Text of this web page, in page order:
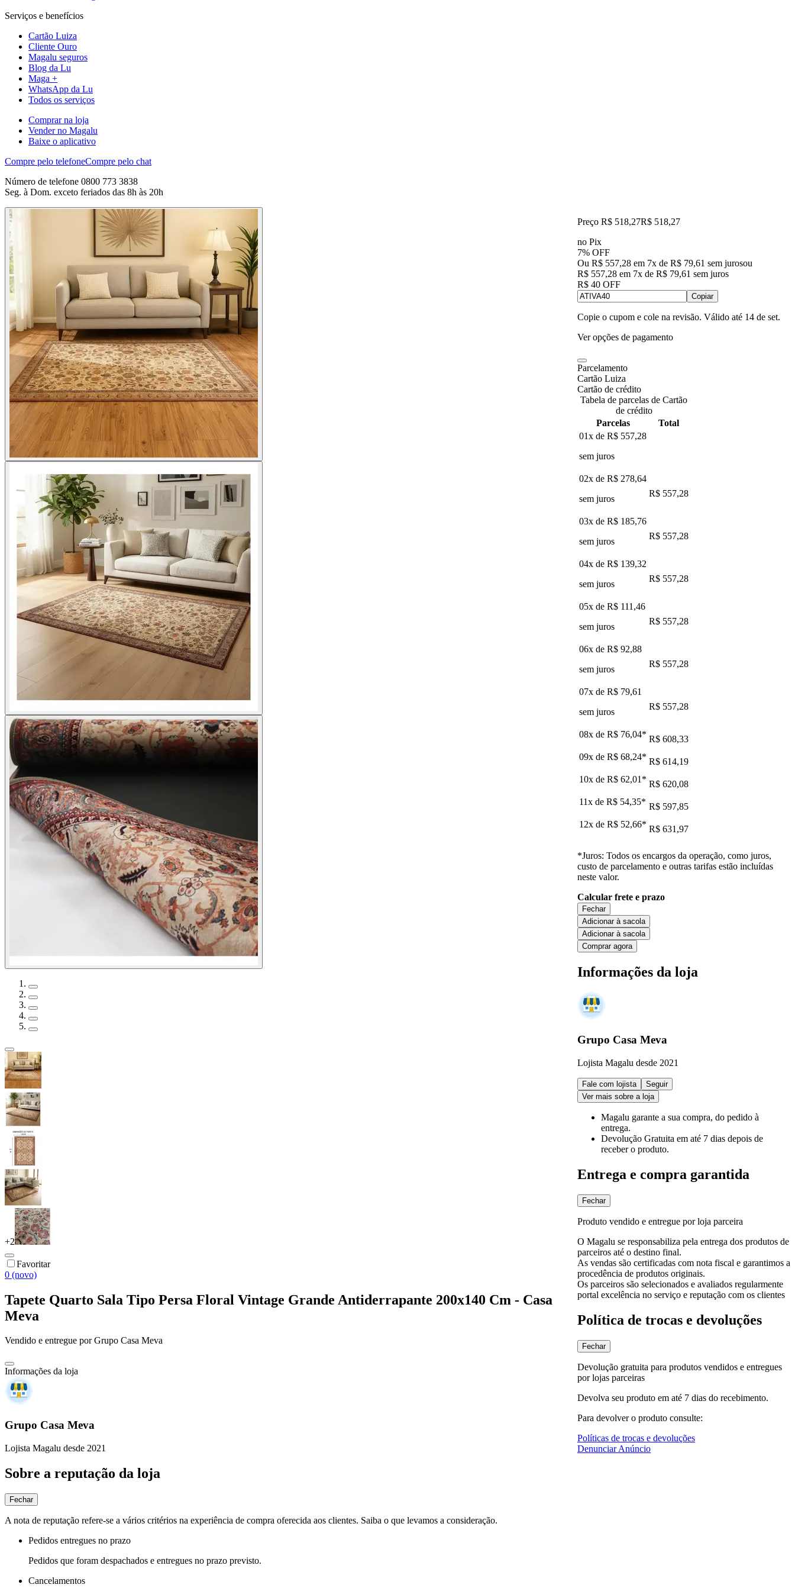
Serviços e benefícios
Cartão Luiza
Cliente Ouro
Magalu seguros
Blog da Lu
Maga +
WhatsApp da Lu
Todos os serviços
Comprar na loja
Vender no Magalu
Baixe o aplicativo
Compre pelo telefoneCompre pelo chat
Número de telefone 0800 773 3838
Seg. à Dom. exceto feriados das 8h às 20h
+2
Favoritar
0 (novo)
Tapete Quarto Sala Tipo Persa Floral Vintage Grande Antiderrapante 200x140 Cm - Casa
Meva
Vendido e entregue por Grupo Casa Meva
Informações da loja
Grupo Casa Meva
Lojista Magalu desde 2021
Sobre a reputação da loja
Fechar
A nota de reputação refere-se a vários critérios na experiência de compra oferecida aos clientes. Saiba o que levamos a consideração.
Pedidos entregues no prazo
Pedidos que foram despachados e entregues no prazo previsto.
Cancelamentos
Preço R$ 518,27R$ 518,27
no Pix
7% OFF
Ou R$ 557,28 em 7x de R$ 79,61 sem jurosou
R$ 557,28 em 7x de R$ 79,61 sem juros
R$ 40 OFF
Copiar
Copie o cupom e cole na revisão. Válido até 14 de set.
Ver opções de pagamento
Parcelamento
Cartão Luiza
Cartão de crédito
Tabela de parcelas de Cartão
de crédito
Parcelas
Total
01x de R$ 557,28
sem juros
02x de R$ 278,64
sem juros
R$ 557,28
03x de R$ 185,76
sem juros
R$ 557,28
04x de R$ 139,32
sem juros
R$ 557,28
05x de R$ 111,46
sem juros
R$ 557,28
06x de R$ 92,88
sem juros
R$ 557,28
07x de R$ 79,61
sem juros
R$ 557,28
08x de R$ 76,04* R$ 608,33
09x de R$ 68,24* R$ 614,19
10x de R$ 62,01 * R$ 620,08
11x de R$ 54,35* R$ 597,85
12x de R$ 52,66* R$ 631,97
*Juros: Todos os encargos da operação, como juros,
custo de parcelamento e outras tarifas estão incluídas
neste valor.
Calcular frete e prazo
Fechar
Adicionar à sacola
Adicionar à sacola
Comprar agora
Informações da loja
Grupo Casa Meva
Lojista Magalu desde 2021
Fale com lojista
Seguir
Ver mais sobre a loja
Magalu garante a sua compra, do pedido à
entrega.
Devolução Gratuita em até 7 dias depois de
receber o produto.
Entrega e compra garantida
Fechar
Produto vendido e entregue por loja parceira
O Magalu se responsabiliza pela entrega dos produtos de
parceiros até o destino final.
As vendas são certificadas com nota fiscal e garantimos a
procedência de produtos originais.
Os parceiros são selecionados e avaliados regularmente
portal excelência no serviço e reputação com os clientes
Política de trocas e devoluções
Fechar
Devolução gratuita para produtos vendidos e entregues
por lojas parceiras
Devolva seu produto em até 7 dias do recebimento.
Para devolver o produto consulte:
Políticas de trocas e devoluções
Denunciar Anúncio